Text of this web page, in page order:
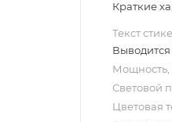
Краткие
Текст
Мощность,
Световой
Цветовая